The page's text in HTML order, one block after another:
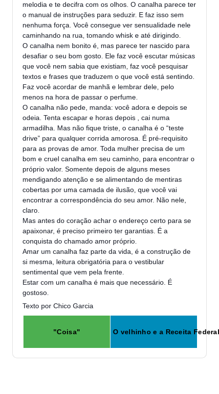
melodia e te decifra com os olhos. O canalha parece ter
o manual de instruções para seduzir. E faz isso sem
nenhuma força. Você consegue ver sensualidade nele
caminhando na rua, tomando whisk e até dirigindo.
O canalha nem bonito é, mas parece ter nascido para
desafiar o seu bom gosto. Ele faz você escutar músicas
que você nem sabia que existiam, faz você pesquisar
textos e frases que traduzem o que você está sentindo.
Faz você acordar de manhã e lembrar dele, pelo
menos na hora de passar o perfume.
O canalha não pede, manda: você adora e depois se
odeia. Tenta escapar e horas depois , cai numa
armadilha. Mas não fique triste, o canalha é o “teste
drive” para qualquer corrida amorosa. É pré-requisito
para as provas de amor. Toda mulher precisa de um
bom e cruel canalha em seu caminho, para encontrar o
próprio valor. Somente depois de alguns meses
mendigando atenção e se alimentando de mentiras
cobertas por uma camada de ilusão, que você vai
encontrar a correspondência do seu amor. Não nele,
claro.
Mas antes do coração achar o endereço certo para se
apaixonar, é preciso primeiro ter garantias. É a
conquista do chamado amor próprio.
Amar um canalha faz parte da vida, é a construção de
si mesma, leitura obrigatória para o vestibular
sentimental que vem pela frente.
Estar com um canalha é mais que necessário. É
gostoso.
Texto por Chico Garcia
"Coisa" O velhinho e a Receita Federal